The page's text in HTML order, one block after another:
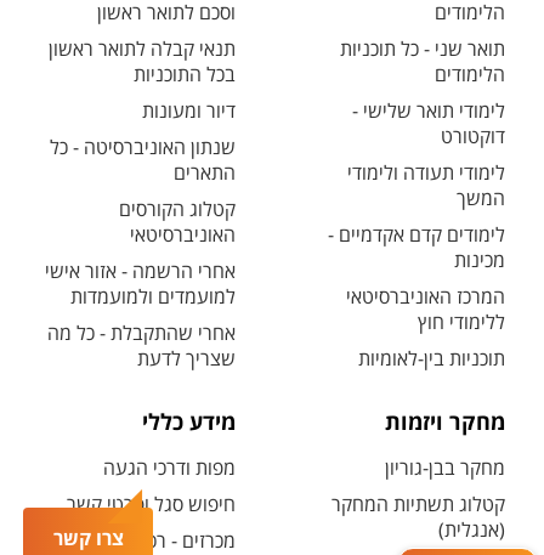
צרו קשר
הלימודים
תואר שני - כל תוכניות
הלימודים
לימודי תואר שלישי -
דוקטורט
לימודי תעודה ולימודי
המשך
לימודים קדם אקדמיים -
מכינות
המרכז האוניברסיטאי
ללימודי חוץ
תוכניות בין-לאומיות
וסכם לתואר ראשון
תנאי קבלה לתואר ראשון
בכל התוכניות
דיור ומעונות
שנתון האוניברסיטה - כל
התארים
קטלוג הקורסים
האוניברסיטאי
אחרי הרשמה - אזור אישי
למועמדים ולמועמדות
אחרי שהתקבלת - כל מה
שצריך לדעת
מחקר ויזמות
מחקר בבן-גוריון
קטלוג תשתיות המחקר
(אנגלית)
מידע כללי
מפות ודרכי הגעה
חיפוש סגל ופרטי קשר
מכרזים - רכש ובינוי